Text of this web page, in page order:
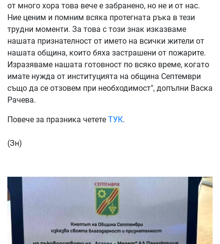
от много хора това вече е забранено, но не и от нас.
Ние ценим и помним всяка протегната ръка в тези
трудни моменти. За това с този знак изказваме
нашата признателност от името на всички жители от
нашата община, които бяха застрашени от пожарите.
Изразяваме нашата готовност по всяко време, когато
имате нужда от институцията на община Септември
също да се отзовем при необходимост", допълни Васка
Рачева.
Повече за празника четете ТУК.
(Зн)